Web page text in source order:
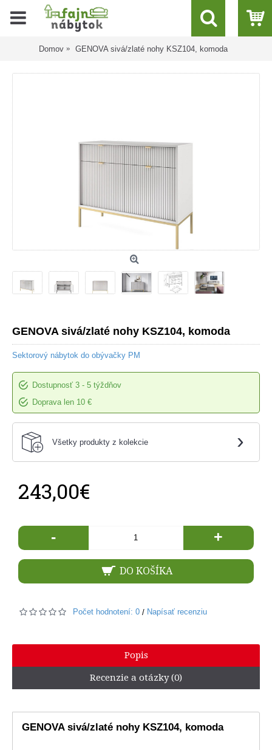
Domov GENOVA sivá/zlaté nohy KSZ104, komoda
GENOVA sivá/zlaté nohy KSZ104, komoda
Sektorový nábytok do obývačky PM
Dostupnosť 3 - 5 týždňov
Doprava len 10 €
Všetky produkty z kolekcie ›
243,00€
- +
DO KOŠÍKA
Počet hodnotení: 0 / Napísať recenziu
Popis
Recenzie a otázky (0)
GENOVA sivá/zlaté nohy KSZ104, komoda